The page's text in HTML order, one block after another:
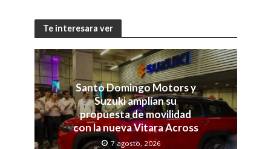
Te interesara ver
Santo Domingo Motors y
Suzuki amplían su
propuesta de movilidad
con la nueva Vitara Across
7 agosto, 2026